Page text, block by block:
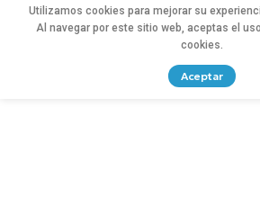
Utilizamos cookies para mejorar su
Al navegar por este sitio web, aceptas el
cookies.
Aceptar